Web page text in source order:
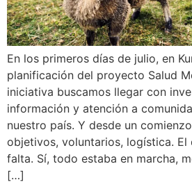
En los primeros días de julio, en
planificación del proyecto Salud
iniciativa buscamos llegar con
información y atención a
nuestro país. Y desde un
objetivos, voluntarios, logística. El
falta. Sí, todo estaba en marcha,
[…]